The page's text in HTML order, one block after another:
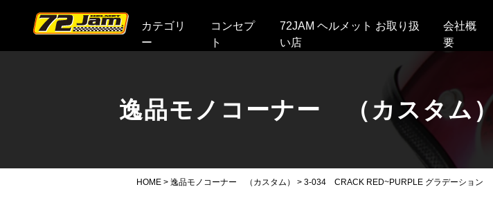
カテゴリ
ー
コンセプ
ト
72JAM ヘルメット お取り扱
い店
会社概
要
逸品モノコーナー （カスタム）
HOME > 逸品モノコーナー （カスタム） > 3-034 CRACK RED~PURPLE グラデーション